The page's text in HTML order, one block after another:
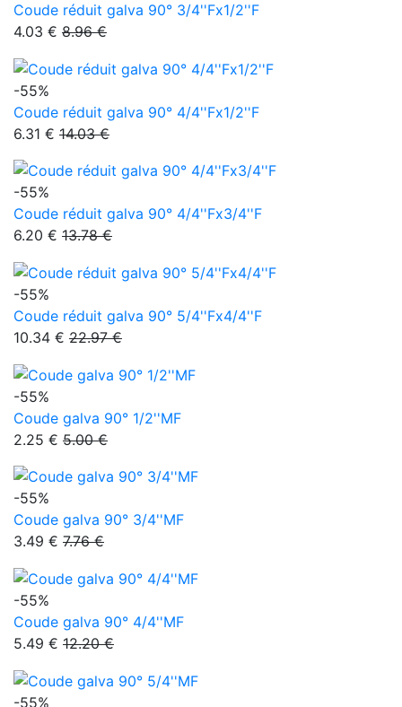
Coude réduit galva 90° 3/4''Fx1/2''F
4.03 € 8.96 €
-55%
Coude réduit galva 90° 4/4''Fx1/2''F
6.31 € 14.03 €
-55%
Coude réduit galva 90° 4/4''Fx3/4''F
6.20 € 13.78 €
-55%
Coude réduit galva 90° 5/4''Fx4/4''F
10.34 € 22.97 €
-55%
Coude galva 90° 1/2''MF
2.25 € 5.00 €
-55%
Coude galva 90° 3/4''MF
3.49 € 7.76 €
-55%
Coude galva 90° 4/4''MF
5.49 € 12.20 €
-55%